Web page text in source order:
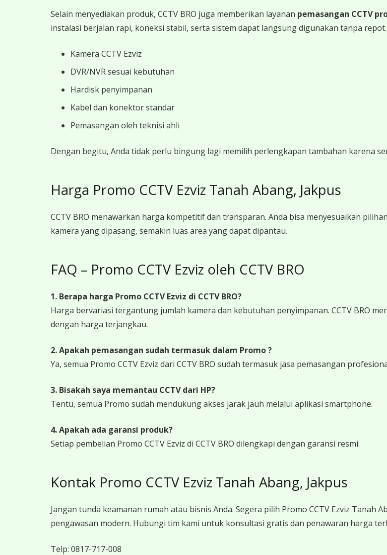
Selain menyediakan produk, CCTV BRO juga memberikan layanan pemasangan CCTV
instalasi berjalan rapi, koneksi stabil, serta sistem dapat langsung digunakan tanpa
Kamera CCTV Ezviz
DVR/NVR sesuai kebutuhan
Hardisk penyimpanan
Kabel dan konektor standar
Pemasangan oleh teknisi ahli
Dengan begitu, Anda tidak perlu bingung lagi memilih perlengkapan tambahan karena
Harga Promo CCTV Ezviz Tanah Abang, Jakpus
CCTV BRO menawarkan harga kompetitif dan transparan. Anda bisa menyesuaikan
kamera yang dipasang, semakin luas area yang dapat dipantau.
FAQ – Promo CCTV Ezviz oleh CCTV BRO
1. Berapa harga Promo CCTV Ezviz di CCTV BRO?
Harga bervariasi tergantung jumlah kamera dan kebutuhan penyimpanan. CCTV BRO
dengan harga terjangkau.
2. Apakah pemasangan sudah termasuk dalam Promo ?
Ya, semua Promo CCTV Ezviz dari CCTV BRO sudah termasuk jasa pemasangan
3. Bisakah saya memantau CCTV dari HP?
Tentu, semua Promo sudah mendukung akses jarak jauh melalui aplikasi smartphone.
4. Apakah ada garansi produk?
Setiap pembelian Promo CCTV Ezviz di CCTV BRO dilengkapi dengan garansi resmi.
Kontak Promo CCTV Ezviz Tanah Abang, Jakpus
Jangan tunda keamanan rumah atau bisnis Anda. Segera pilih Promo CCTV Ezviz Tanah
pengawasan modern. Hubungi tim kami untuk konsultasi gratis dan penawaran harga
Telp: 0817-717-008